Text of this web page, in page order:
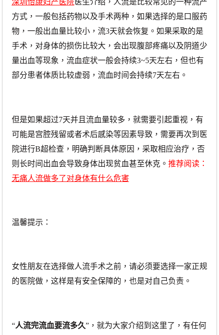
深圳怡康妇产医院医生介绍，人流是比较常见的一种流产
方式，一般包括药物以及手术两种，如果选择的是口服药
物，一般出血量比较小，流3天就会恢复。如果采取的是
手术，对身体的损伤比较大，会出现腹部疼痛以及阴道少
量出血等现象，流血症状一般会持续3~5天左右，但也有
部分患者体质比较虚弱，流血时间会持续7天左右。
但是如果超过7天并且流血量较多，就需要引起重视，有
可能是宫腔残留或者术后感染等因素导致，需要再次到医
院进行B超检查，明确判断具体原因，采取相应治疗，否
则长时间出血会导致身体出现贫血甚至休克。 推荐阅读：
无痛人流做多了对身体有什么危害
温馨提示：
女性朋友在选择做人流手术之前，请必须要选择一家正规
的医院做，这样是有安全保障的，也是对自己负责。
“人流完流血要流多久”，就为大家介绍到这里了，有任何